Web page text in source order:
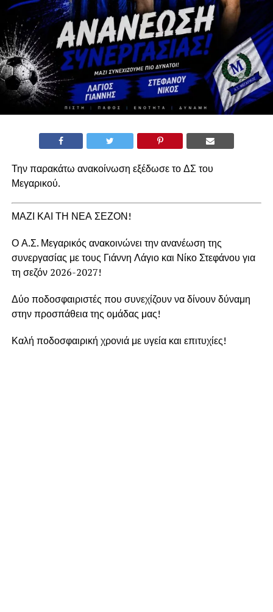
Την παρακάτω ανακοίνωση εξέδωσε το ΔΣ του
Μεγαρικού.
ΜΑΖΙ ΚΑΙ ΤΗ ΝΕΑ ΣΕΖΟΝ!
Ο Α.Σ. Μεγαρικός ανακοινώνει την ανανέωση της
συνεργασίας με τους Γιάννη Λάγιο και Νίκο Στεφάνου για
τη σεζόν 2026-2027!
Δύο ποδοσφαιριστές που συνεχίζουν να δίνουν δύναμη
στην προσπάθεια της ομάδας μας!
Καλή ποδοσφαιρική χρονιά με υγεία και επιτυχίες!